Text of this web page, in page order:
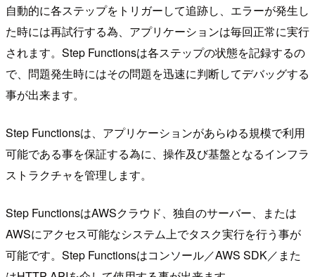
自動的に各ステップをトリガーして追跡し、エラーが発生し
た時には再試行する為、アプリケーションは毎回正常に実行
されます。Step Functionsは各ステップの状態を記録するの
で、問題発生時にはその問題を迅速に判断してデバッグする
事が出来ます。
Step Functionsは、アプリケーションがあらゆる規模で利用
可能である事を保証する為に、操作及び基盤となるインフラ
ストラクチャを管理します。
Step FunctionsはAWSクラウド、独自のサーバー、または
AWSにアクセス可能なシステム上でタスク実行を行う事が
可能です。Step Functionsはコンソール／AWS SDK／また